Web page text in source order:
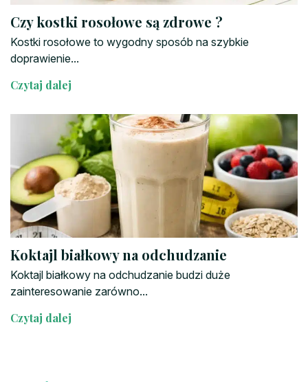
Czy kostki rosołowe są zdrowe ?
Kostki rosołowe to wygodny sposób na szybkie
doprawienie...
Czytaj dalej
Koktajl białkowy na odchudzanie
Koktajl białkowy na odchudzanie budzi duże
zainteresowanie zarówno...
Czytaj dalej